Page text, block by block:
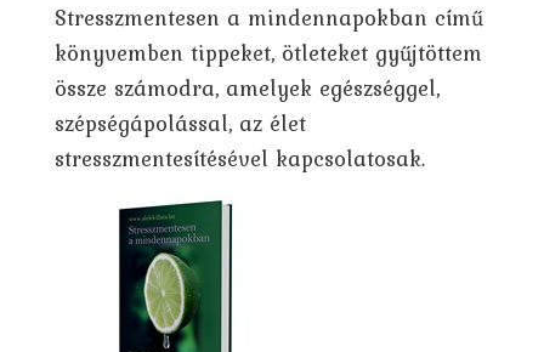
Stresszmentesen a mindennapokban című
könyvemben tippeket, ötleteket gyűjtöttem
össze számodra, amelyek egészséggel,
szépségápolással, az élet
stresszmentesítésével kapcsolatosak.